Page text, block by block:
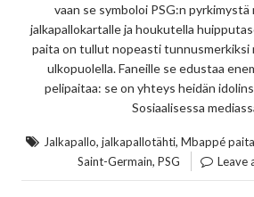
vaan se symboloi PSG:n pyrkimystä
jalkapallokartalle ja houkutella
paita on tullut nopeasti tunnusmerkiksi
ulkopuolella. Faneille se edustaa
pelipaitaa: se on yhteys heidän
Sosiaalisessa
Jalkapallo, jalkapallotähti, Mbappé paita
Saint-Germain, PSG Leave